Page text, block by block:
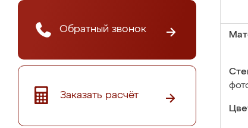
Обратный звонок
Заказать расчёт